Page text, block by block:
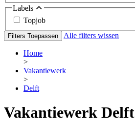
Labels
Topjob
Filters Toepassen Alle filters wissen
Home
>
Vakantiewerk
>
Delft
Vakantiewerk Delft